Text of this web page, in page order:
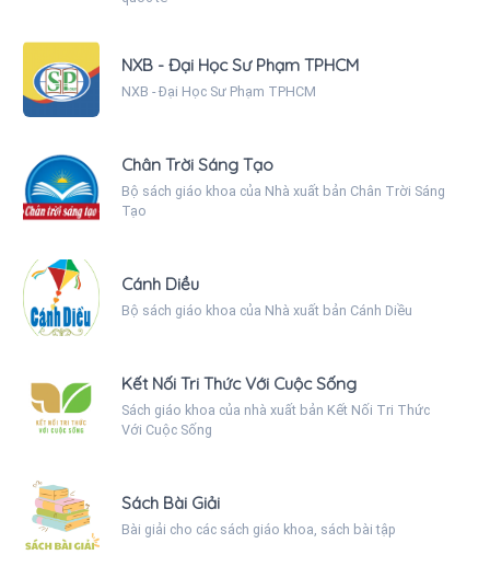
NXB - Đại Học Sư Phạm TPHCM
NXB - Đại Học Sư Phạm TPHCM
Chân Trời Sáng Tạo
Bộ sách giáo khoa của Nhà xuất bản Chân Trời Sáng
Tạo
Cánh Diều
Bộ sách giáo khoa của Nhà xuất bản Cánh Diều
Kết Nối Tri Thức Với Cuộc Sống
Sách giáo khoa của nhà xuất bản Kết Nối Tri Thức
Với Cuộc Sống
Sách Bài Giải
Bài giải cho các sách giáo khoa, sách bài tập